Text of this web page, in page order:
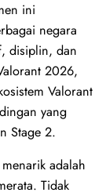
ini
negara
disiplin, dan
2026,
Valorant
yang
Stage 2.
adalah
Tidak